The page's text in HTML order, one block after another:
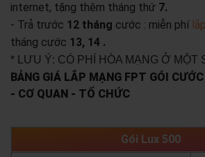
internet, tặng thêm tháng thứ 7.
- Trả trước 12 tháng cước : miễn phí
tháng cước 13, 14 .
* LƯU Ý: CÓ PHÍ HÒA MẠNG Ở MỘT
BẢNG GIÁ LẮP MẠNG FPT GÓI
- CƠ QUAN - TỔ CHỨC
Gói Lux 500